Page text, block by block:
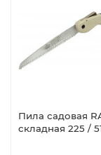
Пила садовая
складная 225 /